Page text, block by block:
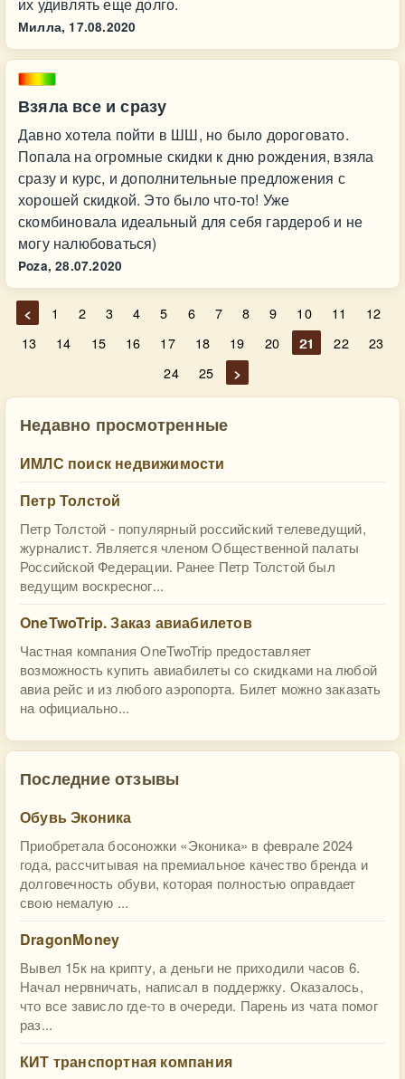
Милла, 17.08.2020
Взяла все и сразу
Давно хотела пойти в ШШ, но было дороговато.
Попала на огромные скидки к дню рождения, взяла
сразу и курс, и дополнительные предложения с
хорошей скидкой. Это было что-то! Уже
скомбиновала идеальный для себя гардероб и не
могу налюбоваться)
Poza, 28.07.2020
< 1 2 3 4 5 6 7 8 9 10 11
12
13
14 15 16 17 18 19 20 21 22
23
24
25 >
Недавно просмотренные
ИМЛС поиск недвижимости
Петр Толстой
Петр Толстой - популярный российский телеведущий,
журналист. Является членом Общественной палаты
Российской Федерации. Ранее Петр Толстой был
ведущим воскресног...
OneTwoTrip. Заказ авиабилетов
Частная компания OneTwoTrip предоставляет
возможность купить авиабилеты со скидками на любой
авиа рейс и из любого аэропорта. Билет можно заказать
на официально...
Последние отзывы
Обувь Эконика
Приобретала босоножки «Эконика» в феврале 2024
года, рассчитывая на премиальное качество бренда и
долговечность обуви, которая полностью оправдает
свою немалую ...
DragonMoney
Вывел 15к на крипту, а деньги не приходили часов 6.
Начал нервничать, написал в поддержку. Оказалось,
что все зависло где-то в очереди. Парень из чата помог
раз...
КИТ транспортная компания